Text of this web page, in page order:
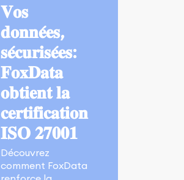
𝐕𝐨𝐬
𝐝𝐨𝐧𝐧𝐞́𝐞𝐬,
𝐬𝐞́𝐜𝐮𝐫𝐢𝐬𝐞́𝐞𝐬:
𝐅𝐨𝐱𝐃𝐚𝐭𝐚
𝐨𝐛𝐭𝐢𝐞𝐧𝐭 𝐥𝐚
𝐜𝐞𝐫𝐭𝐢𝐟𝐢𝐜𝐚𝐭𝐢𝐨𝐧
𝐈𝐒𝐎 𝟐𝟕𝟎𝟎𝟏
Découvrez
comment FoxData